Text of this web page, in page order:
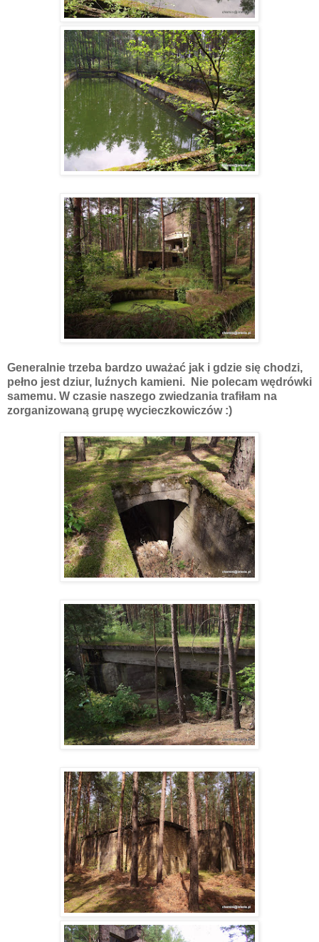
Generalnie trzeba bardzo uważać jak i gdzie się chodzi,
pełno jest dziur, luźnych kamieni. Nie polecam wędrówki
samemu. W czasie naszego zwiedzania trafiłam na
zorganizowaną grupę wycieczkowiczów :)